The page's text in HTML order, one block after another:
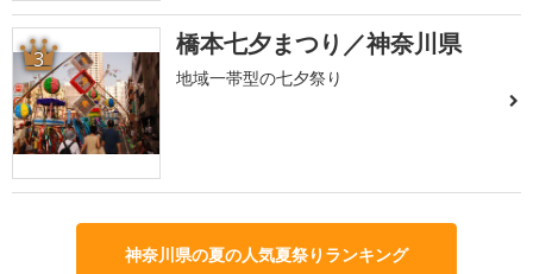
3 橋本七夕まつり／神奈川県
地域一帯型の七夕祭り
神奈川県の夏の人気夏祭りランキング